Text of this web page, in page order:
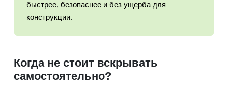
быстрее, безопаснее и без ущерба для
конструкции.
Когда не стоит вскрывать
самостоятельно?